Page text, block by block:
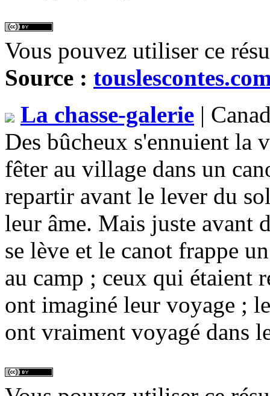
Vous pouvez utiliser ce
Source :
La chasse-galerie |
Des bûcheux s'ennuient la
fêter au village dans un
repartir avant le lever du
leur âme. Mais juste avant
se lève et le canot frappe
au camp ; ceux qui étaient
ont imaginé leur voyage ;
ont vraiment voyagé dans